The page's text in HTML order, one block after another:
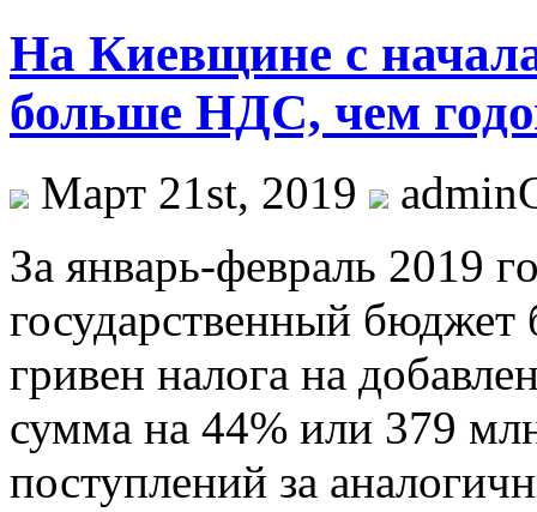
На Киевщине с
больше НДС, чем
Март 21st, 2019
Зa янвaрь-фeврaль 2019
государственный
гривен налога на
сумма на 44% или 379
поступлений за